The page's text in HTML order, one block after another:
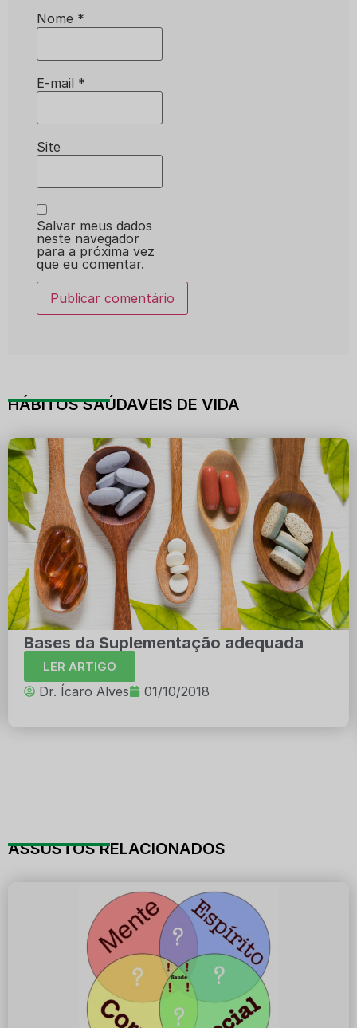
Nome *
E-mail *
Site
Salvar meus dados
neste navegador
para a próxima vez
que eu comentar.
HÁBITOS SAÚDAVEIS DE VIDA
Bases da Suplementação adequada
LER ARTIGO
Dr. Ícaro Alves 01/10/2018
ASSUSTOS RELACIONADOS